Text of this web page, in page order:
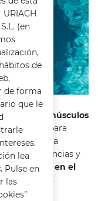
los músculos
para
atención a la
las secuencias y
repetirlos en el
que las has
(en
de
de forma
que le
lea
. Pulse en
las